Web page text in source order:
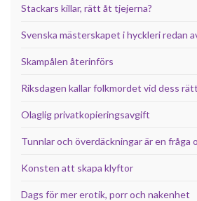
Stackars killar, rätt åt tjejerna?
Svenska mästerskapet i hyckleri redan
Skampålen återinförs
Riksdagen kallar folkmordet vid dess
Olaglig privatkopieringsavgift
Tunnlar och överdäckningar är en fråga
Konsten att skapa klyftor
Dags för mer erotik, porr och nakenhet